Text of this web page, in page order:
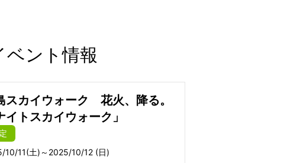
ベント情報
スカイウォーク 花火、降る。
イトスカイウォーク」
10/11(土)～2025/10/12 (日)